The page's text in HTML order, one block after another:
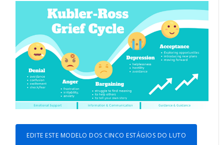
EDITE ESTE MODELO DOS CINCO ESTÁGIOS DO LUTO